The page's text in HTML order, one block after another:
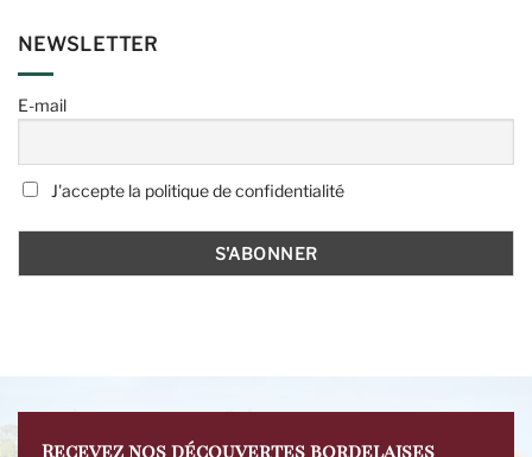
NEWSLETTER
E-mail
J'accepte la politique de confidentialité
Recevez nos découvertes bordelaises